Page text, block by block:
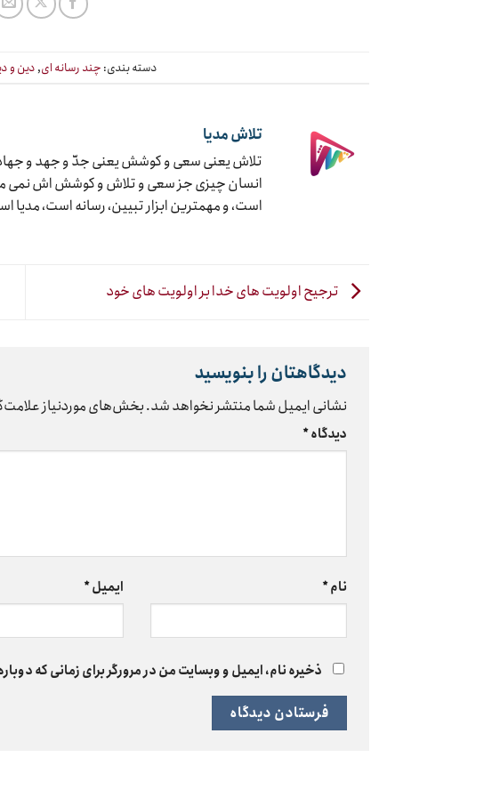
دسته بندی: چند رسانه ای, دین و
تلاش مدیا
تلاش یعنی سعی و کوشش یعنی جدّ و جهد و جهاد.
انسان چیزی جز سعی و تلاش و کوشش اش نمی
است، و مهمترین ابزار تبیین، رسانه است،
ترجیح اولویت های خدا بر اولویت های خود
دیدگاهتان را بنویسید
نشانی ایمیل شما منتشر نخواهد شد.بخش‌های موردنیاز
دیدگاه*
نام* ایمیل*
ذخیره نام، ایمیل و وبسایت من در مرورگر برای زمانی که